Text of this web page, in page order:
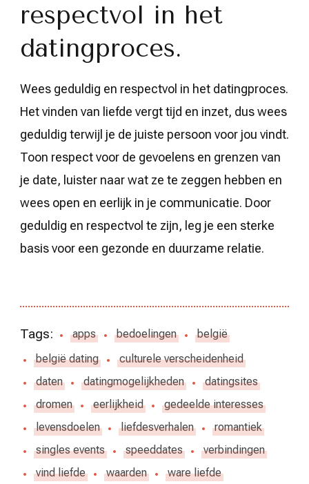
respectvol in het
datingproces.
Wees geduldig en respectvol in het datingproces.
Het vinden van liefde vergt tijd en inzet, dus wees
geduldig terwijl je de juiste persoon voor jou vindt.
Toon respect voor de gevoelens en grenzen van
je date, luister naar wat ze te zeggen hebben en
wees open en eerlijk in je communicatie. Door
geduldig en respectvol te zijn, leg je een sterke
basis voor een gezonde en duurzame relatie.
Tags: apps bedoelingen
belgië
belgië dating
culturele verscheidenheid
daten
datingmogelijkheden
datingsites
dromen
eerlijkheid
gedeelde interesses
levensdoelen
liefdesverhalen
romantiek
singles events
speeddates
verbindingen
vind liefde
waarden ware liefde